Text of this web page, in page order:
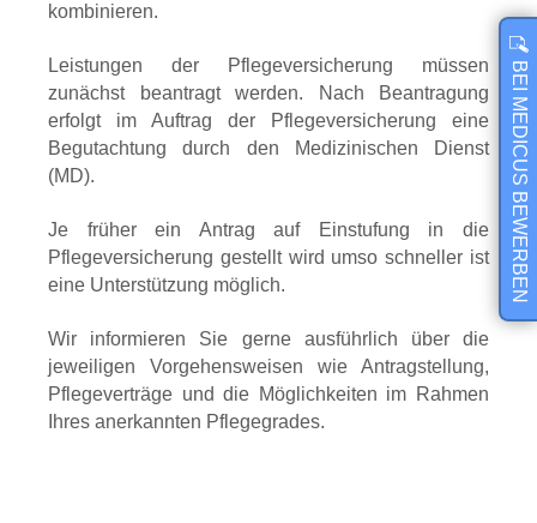
kombinieren.
Leistungen der Pflegeversicherung müssen
zunächst beantragt werden. Nach Beantragung
erfolgt im Auftrag der Pflegeversicherung eine
Begutachtung durch den Medizinischen Dienst
(MD).
Je früher ein Antrag auf Einstufung in die
Pflegeversicherung gestellt wird umso schneller ist
eine Unterstützung möglich.
Wir informieren Sie gerne ausführlich über die
jeweiligen Vorgehensweisen wie Antragstellung,
Pflegeverträge und die Möglichkeiten im Rahmen
Ihres anerkannten Pflegegrades.
BEI MEDICUS BEWERBEN